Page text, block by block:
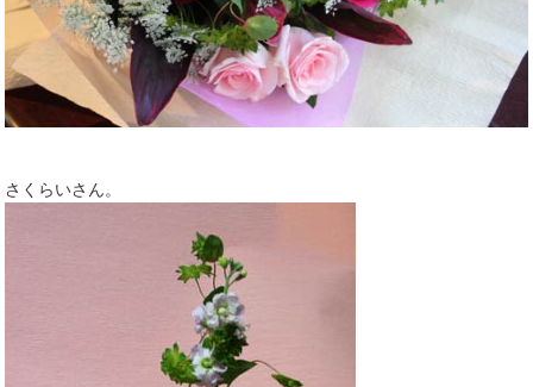
さくらいさん。